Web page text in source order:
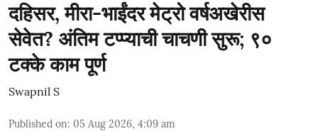
दहिसर, मीरा-भाईंदर मेट्रो वर्षअखेरीस
सेवेत? अंतिम टप्प्याची चाचणी सुरू; ९०
टक्के काम पूर्ण
Swapnil S
Published on: 05 Aug 2026, 4:09 am